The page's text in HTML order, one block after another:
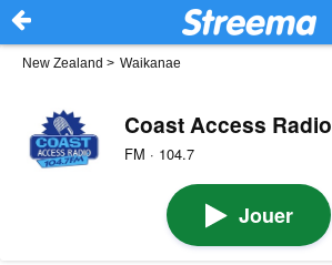
New Zealand > Waikanae
Coast Access Radio
FM · 104.7
Jouer